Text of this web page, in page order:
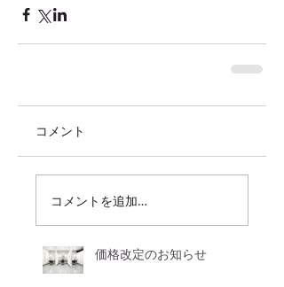
コメント
コメントを追加…
価格改定のお知らせ